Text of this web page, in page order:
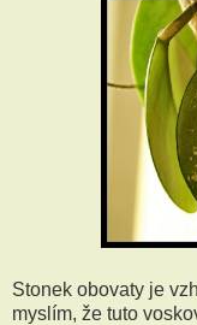
Stonek obovaty je
myslím, že tuto